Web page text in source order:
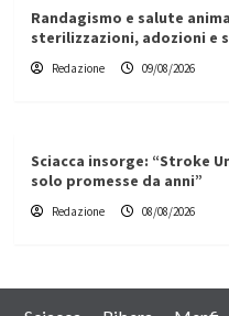
Randagismo e salute
sterilizzazioni, adozioni e
Redazione 09/08/2026
Sciacca insorge: “Stroke
solo promesse da anni”
Redazione 08/08/2026